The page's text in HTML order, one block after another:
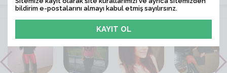
VİTRİN
bildirim e-postalarını almayı kabul etmiş sayılırsınz.